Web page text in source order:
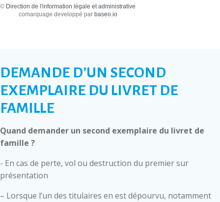
© Direction de l'information légale et administrative
comarquage developpé par baseo.io
DEMANDE D’UN SECOND
EXEMPLAIRE DU LIVRET DE
FAMILLE
Quand demander un second exemplaire du livret de
famille ?
- En cas de perte, vol ou destruction du premier sur
présentation
– Lorsque l’un des titulaires en est dépourvu, notamment